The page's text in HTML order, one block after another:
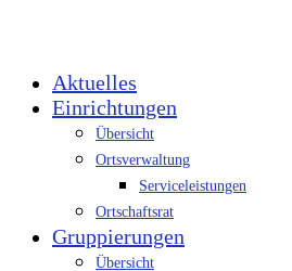
Aktuelles
Einrichtungen
Übersicht
Ortsverwaltung
Serviceleistungen
Ortschaftsrat
Gruppierungen
Übersicht